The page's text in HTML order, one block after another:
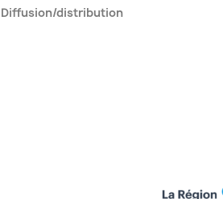
Diffusion/distribution